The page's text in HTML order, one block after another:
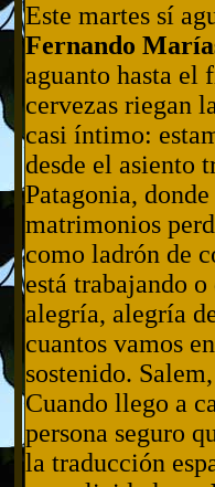
Este martes sí
Fernando
aguanto hasta el
cervezas riegan
casi íntimo:
desde el asiento
Patagonia,
matrimonios
como ladrón de
está trabajando
alegría, alegría
cuantos vamos
sostenido.
Cuando llego a
persona seguro
la traducción